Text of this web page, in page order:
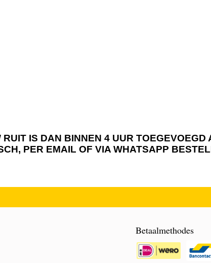
IS DAN BINNEN 4 UUR TOEGEVOEGD
PER EMAIL OF VIA WHATSAPP
Betaalmethodes